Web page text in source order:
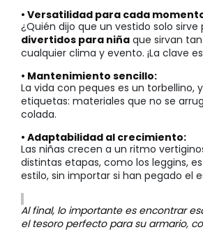
• Versatilidad para cada
¿Quién dijo que un vestido solo
divertidos para niña que sirvan
cualquier clima y evento. ¡La clave
• Mantenimiento sencillo:
La vida con peques es un
etiquetas: materiales que no se
colada.
• Adaptabilidad al crecimiento:
Las niñas crecen a un ritmo
distintas etapas, como los leggins,
estilo, sin importar si han pegado el
Al final, lo importante es encontrar
el tesoro perfecto para su armario,